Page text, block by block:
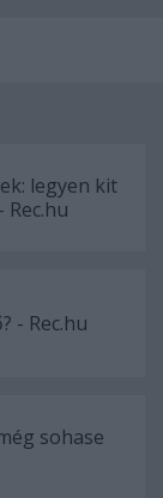
legyen kit
Rec.hu
- Rec.hu
sohase